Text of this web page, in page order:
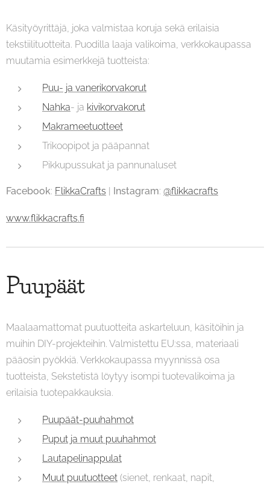
Käsityöyrittäjä, joka valmistaa koruja sekä erilaisia
tekstiilituotteita. Puodilla laaja valikoima, verkkokaupassa
muutamia esimerkkejä tuotteista:
Puu- ja vanerikorvakorut
Nahka- ja kivikorvakorut
Makrameetuotteet
Trikoopipot ja pääpannat
Pikkupussukat ja pannunaluset
Facebook: FlikkaCrafts | Instagram: @flikkacrafts
www.flikkacrafts.fi
Puupäät
Maalaamattomat puutuotteita askarteluun, käsitöihin ja
muihin DIY-projekteihin. Valmistettu EU:ssa, materiaali
pääosin pyökkiä. Verkkokaupassa myynnissä osa
tuotteista, Sekstetistä löytyy isompi tuotevalikoima ja
erilaisia tuotepakkauksia.
Puupäät-puuhahmot
Puput ja muut puuhahmot
Lautapelinappulat
Muut puutuotteet (sienet, renkaat, napit,